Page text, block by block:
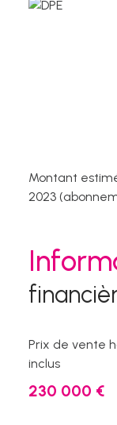
Montant
2023
Prix de vente
inclus
230 000 €